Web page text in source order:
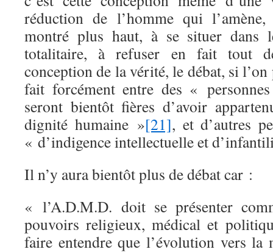
réduction de l’homme qui
montré plus haut, à se situer dans
totalitaire, à refuser en fait tout
conception de la vérité, le débat, si l’on
fait forcément entre des «
seront bientôt fières d’avoir
dignité humaine »[21], et d’autres
« d’indigence intellectuelle et
Il n’y aura bientôt plus de débat car :
« l’A.D.M.D. doit se présenter
pouvoirs religieux, médical et
faire entendre que l’évolution vers la